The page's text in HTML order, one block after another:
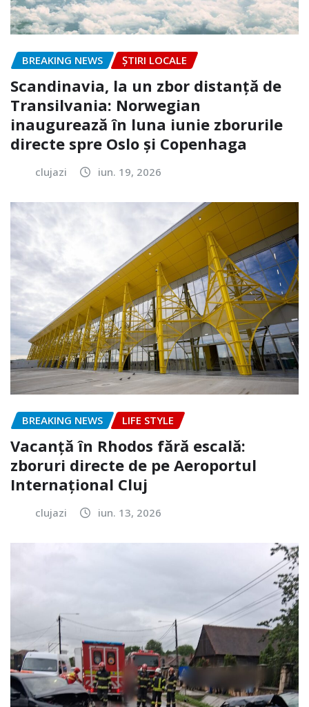
BREAKING NEWS ȘTIRI LOCALE
Scandinavia, la un zbor distanță de
Transilvania: Norwegian
inaugurează în luna iunie zborurile
directe spre Oslo și Copenhaga
clujazi iun. 19, 2026
BREAKING NEWS LIFE STYLE
Vacanță în Rhodos fără escală:
zboruri directe de pe Aeroportul
Internațional Cluj
clujazi iun. 13, 2026